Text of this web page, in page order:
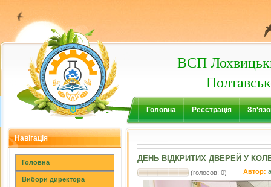
ВСП
Головна Реєстрація
Навігація
Головна
Вибори директора
ДЕНЬ ВІДКРИТИХ ДВЕРЕЙ У
(голосов: 0) Автор: